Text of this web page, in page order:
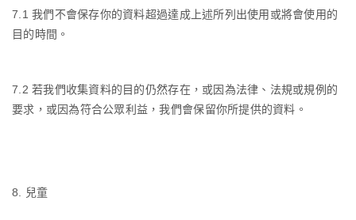
7.1我們不會保存你的資料超過達成上述所列出使用或將會使用的
目的時間。
7.2若我們收集資料的目的仍然存在，或因為法律、法規或規例的
要求，或因為符合公眾利益，我們會保留你所提供的資料。
8. 兒童